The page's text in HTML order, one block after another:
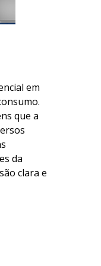
em
que a
da
clara e